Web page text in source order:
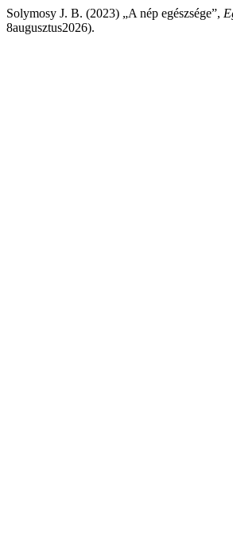
Solymosy J. B. (2023) „A nép egészsége”,
8augusztus2026).